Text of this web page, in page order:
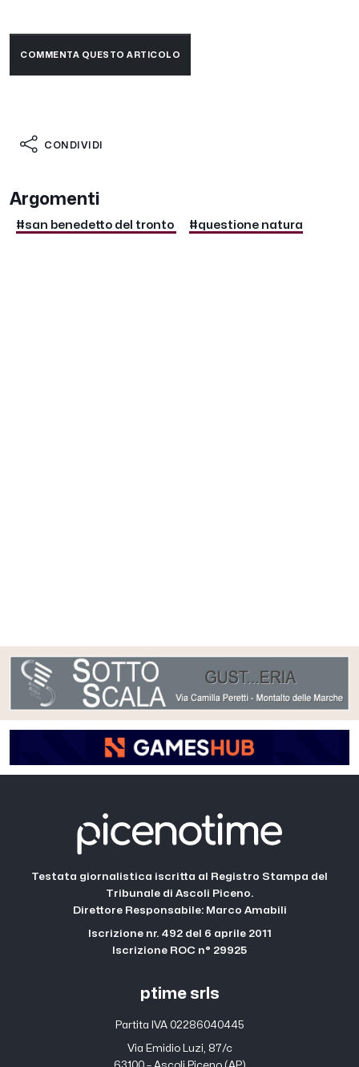
COMMENTA QUESTO ARTICOLO
CONDIVIDI
Argomenti
#san benedetto del tronto #questione natura
Testata giornalistica iscritta al Registro Stampa del
Tribunale di Ascoli Piceno.
Direttore Responsabile: Marco Amabili
Iscrizione nr. 492 del 6 aprile 2011
Iscrizione ROC n° 29925
ptime srls
Partita IVA 02286040445
Via Emidio Luzi, 87/c
63100 – Ascoli Piceno (AP)